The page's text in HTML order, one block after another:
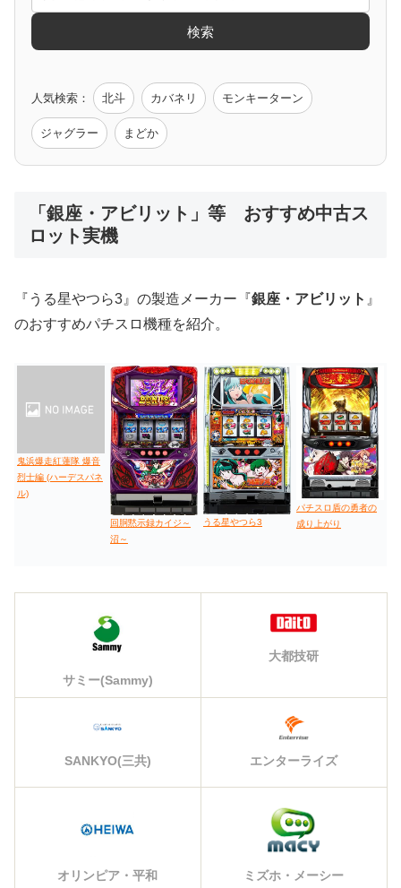
モンハン バイオ ペルソナ
値下げ台 ディスクアップ
検索
人気検索： 北斗 カバネリ モンキーターン
ジャグラー まどか
「銀座・アビリット」等 おすすめ中古ス
ロット実機
『うる星やつら3』の製造メーカー『銀座・アビリット 』
のおすすめパチスロ機種を紹介。
鬼浜爆走紅蓮隊 爆音
烈士編 (ハーデスパネ
ル)
回胴黙示録カイジ～
沼～
うる星やつら3
パチスロ盾の勇者の
成り上がり
サミー(Sammy)
大都技研
SANKYO(三共) エンターライズ
オリンピア・平和 ミズホ・メーシー